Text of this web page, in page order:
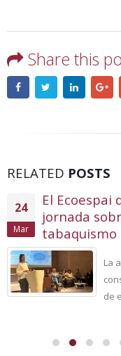
Share this
RELATED POSTS
23
Mar
El Pla
El Ayuntamiento
subvenciones de la